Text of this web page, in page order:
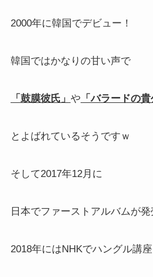
2000年に韓国でデビュー！
韓国ではかなりの甘い声で
「鼓膜彼氏」 や 「バラードの貴
とよばれているそうですｗ
そして2017年12月に
日本でファーストアルバムが
2018年にはNHKでハングル講